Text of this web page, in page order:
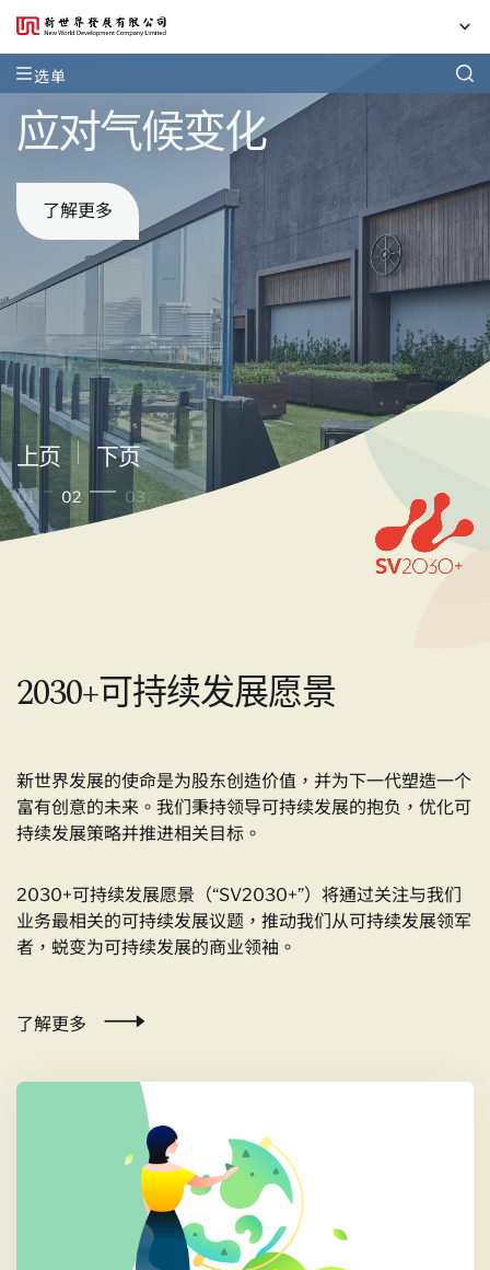
选单
我们一同把握机遇，
成就态度人生
应对气候变化
了解更多
我们的可持续发展表现
上页
01 02 03
2030+可持续发展愿景
新世界发展的使命是为股东创造价值，并为下一代塑造一个
富有创意的未来。我们秉持领导可持续发展的抱负，优化可
持续发展策略并推进相关目标。
2030+可持续发展愿景（“SV2030+”）将通过关注与我们
业务最相关的可持续发展议题，推动我们从可持续发展领军
者，蜕变为可持续发展的商业领袖。
了解更多